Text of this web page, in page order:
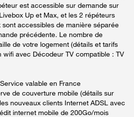
est accessible sur demande sur
Up et Max, et les 2 répéteurs
accessibles de manière séparée
précédente. Le nombre de
de votre logement (détails et tarifs
wifi avec Décodeur TV compatible : TV
Service valable en France
de couverture mobile (détails sur
nouveaux clients Internet ADSL avec
internet mobile de 200Go/mois